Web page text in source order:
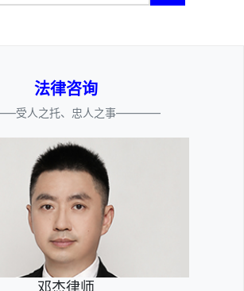
法律咨询
人之托、忠人之事————
邓杰律师